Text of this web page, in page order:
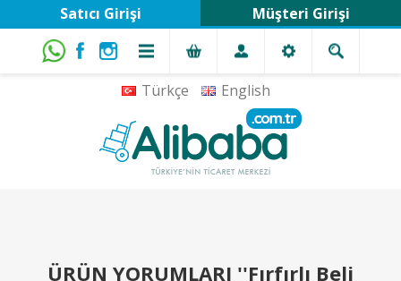
Türkçe English
Satıcı Girişi Müşteri Girişi
ÜRÜN YORUMLARI
Fırfırlı Beli